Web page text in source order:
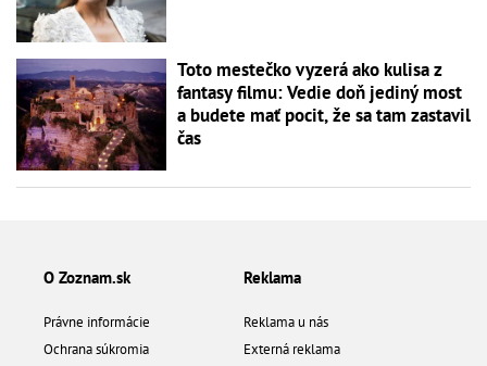
Toto mestečko vyzerá ako kulisa z
fantasy filmu: Vedie doň jediný most
a budete mať pocit, že sa tam zastavil
čas
O Zoznam.sk
Právne informácie
Ochrana súkromia
Reklama
Reklama u nás
Externá reklama